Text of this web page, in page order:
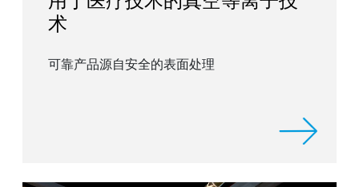
术
可靠产品源自安全的表面处理